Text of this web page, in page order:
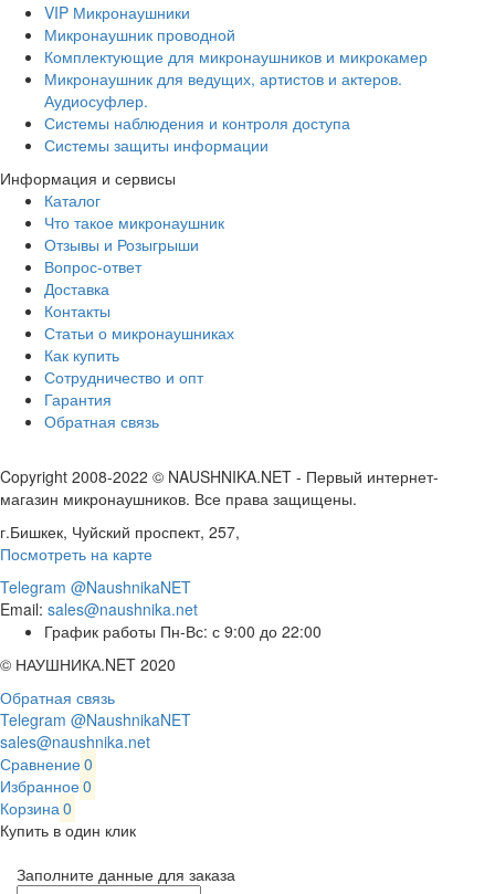
VIP Микронаушники
Микронаушник проводной
Комплектующие для микронаушников и микрокамер
Микронаушник для ведущих, артистов и актеров.
Аудиосуфлер.
Системы наблюдения и контроля доступа
Системы защиты информации
Информация и сервисы
Каталог
Что такое микронаушник
Отзывы и Розыгрыши
Вопрос-ответ
Доставка
Контакты
Статьи о микронаушниках
Как купить
Сотрудничество и опт
Гарантия
Обратная связь
Copyright 2008-2022 © NAUSHNIKA.NET - Первый интернет-
магазин микронаушников. Все права защищены.
г.Бишкек, Чуйский проспект, 257,
Посмотреть на карте
Telegram @NaushnikaNET
Email: sales@naushnika.net
График работы Пн-Вс: с 9:00 до 22:00
© НАУШНИКА.NET 2020
Обратная связь
Telegram @NaushnikaNET
sales@naushnika.net
Сравнение0
Избранное0
Корзина 0
Купить в один клик
Заполните данные для заказа